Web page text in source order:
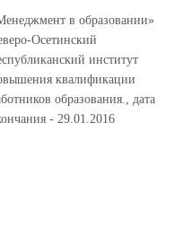
в образовании»
Осетинский
институт
квалификации
образования., дата
- 29.01.2016